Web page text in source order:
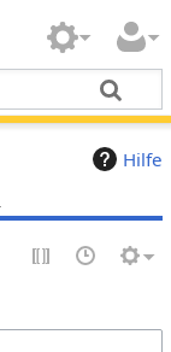
Hilfe